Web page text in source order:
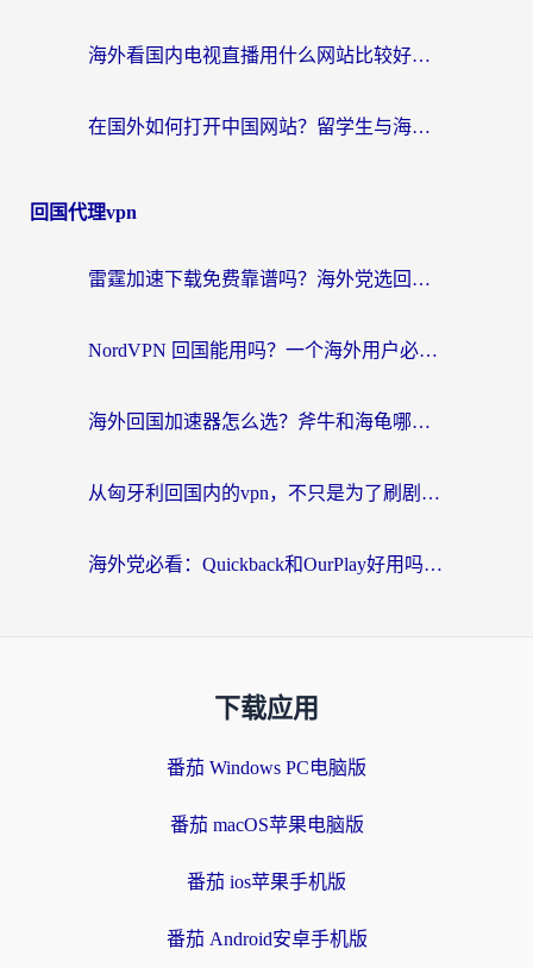
海外看国内电视直播用什么网站比较好？一篇解决你所有追剧难题的实用指南
在国外如何打开中国网站？留学生与海外华人的无缝访问指南
回国代理vpn
雷霆加速下载免费靠谱吗？海外党选回国加速器的避坑指南（附热门工具对比）
NordVPN 回国能用吗？一个海外用户必须面对的真实困境
海外回国加速器怎么选？斧牛和海龟哪个好？一篇帮你避开坑的实用指南
从匈牙利回国内的vpn，不只是为了刷剧那么简单
海外党必看：Quickback和OurPlay好用吗？3分钟选对回国加速器，无缝刷剧玩游戏
下载应用
番茄 Windows PC电脑版
番茄 macOS苹果电脑版
番茄 ios苹果手机版
番茄 Android安卓手机版